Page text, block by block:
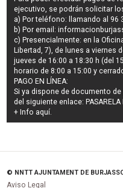
ejecutivo, se podrán solicitar
a) Por teléfono: llamando al 96
b) Por email:
c) Presencialmente: en la
Libertad, 7), de lunes a viernes
jueves de 16:00 a 18:30 h (del
horario de 8:00 a 15:00 y
PAGO EN LÍNEA:
Si ya dispone de documento
del siguiente enlace: PASARELA
+ Info aquí.
© NNTT AJUNTAMENT DE
Aviso Legal